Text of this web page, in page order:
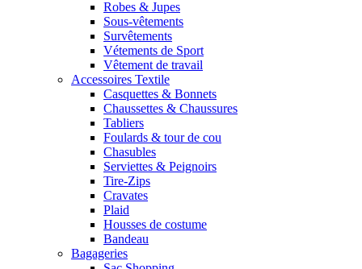
Robes & Jupes
Sous-vêtements
Survêtements
Vétements de Sport
Vêtement de travail
Accessoires Textile
Casquettes & Bonnets
Chaussettes & Chaussures
Tabliers
Foulards & tour de cou
Chasubles
Serviettes & Peignoirs
Tire-Zips
Cravates
Plaid
Housses de costume
Bandeau
Bagageries